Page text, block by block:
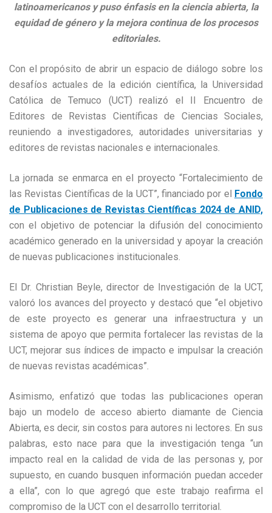
latinoamericanos y puso énfasis en la ciencia abierta, la
equidad de género y la mejora continua de los procesos
editoriales.
Con el propósito de abrir un espacio de diálogo sobre los
desafíos actuales de la edición científica, la Universidad
Católica de Temuco (UCT) realizó el II Encuentro de
Editores de Revistas Científicas de Ciencias Sociales,
reuniendo a investigadores, autoridades universitarias y
editores de revistas nacionales e internacionales.
La jornada se enmarca en el proyecto “Fortalecimiento de
las Revistas Científicas de la UCT”, financiado por el Fondo
de Publicaciones de Revistas Científicas 2024 de ANID,
con el objetivo de potenciar la difusión del conocimiento
académico generado en la universidad y apoyar la creación
de nuevas publicaciones institucionales.
El Dr. Christian Beyle, director de Investigación de la UCT,
valoró los avances del proyecto y destacó que “el objetivo
de este proyecto es generar una infraestructura y un
sistema de apoyo que permita fortalecer las revistas de la
UCT, mejorar sus índices de impacto e impulsar la creación
de nuevas revistas académicas”.
Asimismo, enfatizó que todas las publicaciones operan
bajo un modelo de acceso abierto diamante de Ciencia
Abierta, es decir, sin costos para autores ni lectores. En sus
palabras, esto nace para que la investigación tenga “un
impacto real en la calidad de vida de las personas y, por
supuesto, en cuando busquen información puedan acceder
a ella”, con lo que agregó que este trabajo reafirma el
compromiso de la UCT con el desarrollo territorial.